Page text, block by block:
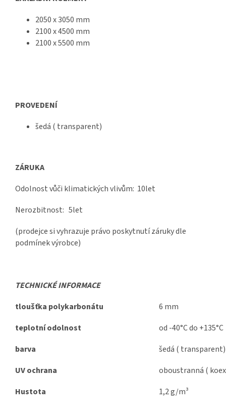
2050 x 3050 mm
2100 x 4500 mm
2100 x 5500 mm
PROVEDENÍ
šedá ( transparent)
ZÁRUKA
Odolnost vůči klimatických vlivům: 10let
Nerozbitnost: 5let
(prodejce si vyhrazuje právo poskytnutí záruky dle
podmínek výrobce)
TECHNICKÉ INFORMACE
tloušťka polykarbonátu
6 mm
teplotní odolnost
od -40°C do +135°C
barva
šedá ( transparent)
UV ochrana
oboustranná (
Hustota
1,2 g/m³